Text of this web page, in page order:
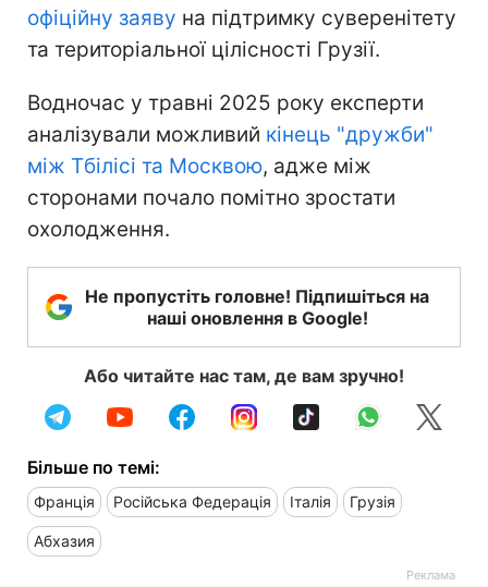
офіційну заяву на підтримку суверенітету
та територіальної цілісності Грузії.
Водночас у травні 2025 року експерти
аналізували можливий кінець "дружби"
між Тбілісі та Москвою, адже між
сторонами почало помітно зростати
охолодження.
Не пропустіть головне! Підпишіться на
наші оновлення в Google!
Або читайте нас там, де вам зручно!
Більше по темі:
Франція Російська Федерація Італія Грузія
Абхазия